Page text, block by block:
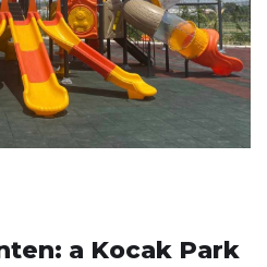
a Kocak Park